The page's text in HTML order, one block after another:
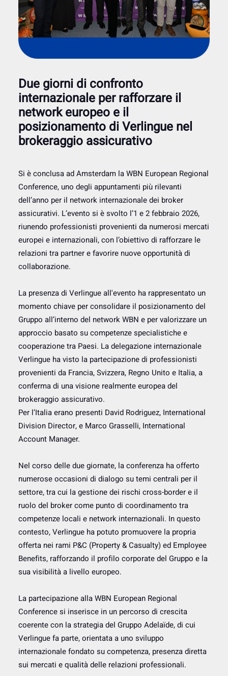
Due giorni di confronto
internazionale per rafforzare il
network europeo e il
posizionamento di Verlingue nel
brokeraggio assicurativo
Si è conclusa ad Amsterdam la WBN European Regional
Conference, uno degli appuntamenti più rilevanti
dell’anno per il network internazionale dei broker
assicurativi. L’evento si è svolto l’1 e 2 febbraio 2026,
riunendo professionisti provenienti da numerosi mercati
europei e internazionali, con l’obiettivo di rafforzare le
relazioni tra partner e favorire nuove opportunità di
collaborazione.
La presenza di Verlingue all'evento ha rappresentato un
momento chiave per consolidare il posizionamento del
Gruppo all’interno del network WBN e per valorizzare un
approccio basato su competenze specialistiche e
cooperazione tra Paesi. La delegazione internazionale
Verlingue ha visto la partecipazione di professionisti
provenienti da Francia, Svizzera, Regno Unito e Italia, a
conferma di una visione realmente europea del
brokeraggio assicurativo.
Per l’Italia erano presenti David Rodriguez, International
Division Director, e Marco Grasselli, International
Account Manager.
Nel corso delle due giornate, la conferenza ha offerto
numerose occasioni di dialogo su temi centrali per il
settore, tra cui la gestione dei rischi cross-border e il
ruolo del broker come punto di coordinamento tra
competenze locali e network internazionali. In questo
contesto, Verlingue ha potuto promuovere la propria
offerta nei rami P&C (Property & Casualty) ed Employee
Benefits, rafforzando il profilo corporate del Gruppo e la
sua visibilità a livello europeo.
La partecipazione alla WBN European Regional
Conference si inserisce in un percorso di crescita
coerente con la strategia del Gruppo Adelaïde, di cui
Verlingue fa parte, orientata a uno sviluppo
internazionale fondato su competenza, presenza diretta
sui mercati e qualità delle relazioni professionali.